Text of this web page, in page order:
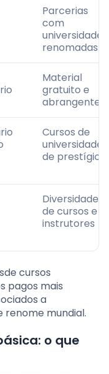
Parcerias
com
universidades
renomadas
Material
gratuito e
abrangente
Cursos de
universidades
de prestígio
Diversidade
de cursos e
instrutores
cursos
pagos mais
a
renome mundial.
o que